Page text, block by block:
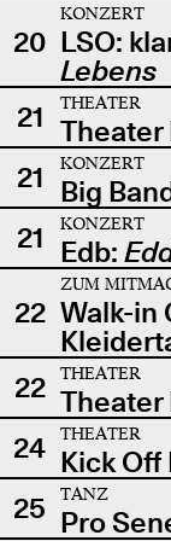
20
KONZERT
LSO:
Lebens
21
THEATER
Theater
21
KONZERT
Big
21
KONZERT
Edb:
22
ZUM
Walk-in
22
THEATER
Theater
24
THEATER
Kick Off
25
TANZ
Pro